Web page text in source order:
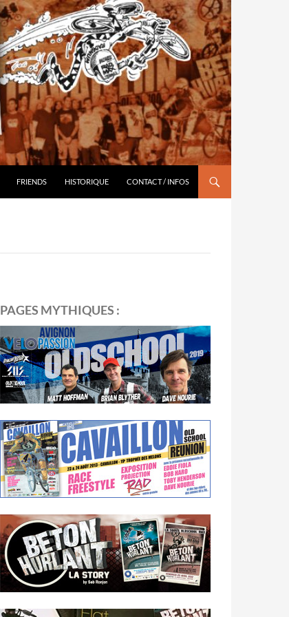
FRIENDS HISTORIQUE CONTACT / INFOS
PAGES MYTHIQUES :